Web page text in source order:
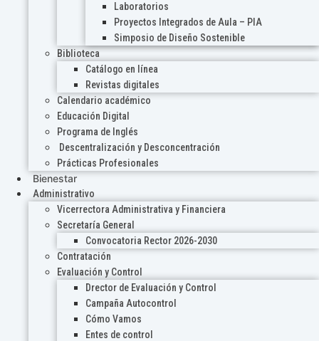
Laboratorios
Proyectos Integrados de Aula – PIA
Simposio de Diseño Sostenible
Biblioteca
Catálogo en línea
Revistas digitales
Calendario académico
Educación Digital
Programa de Inglés
Descentralización y Desconcentración
Prácticas Profesionales
Bienestar
Administrativo
Vicerrectora Administrativa y Financiera
Secretaría General
Convocatoria Rector 2026-2030
Contratación
Evaluación y Control
Drector de Evaluación y Control
Campaña Autocontrol
Cómo Vamos
Entes de control